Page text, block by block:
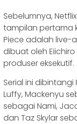
Sebelumnya,
tampilan pertama
Piece adalah live-
dibuat oleh
produser eksekutif.
Serial ini
Luffy, Mackenyu
sebagai Nami,
dan Taz Skylar